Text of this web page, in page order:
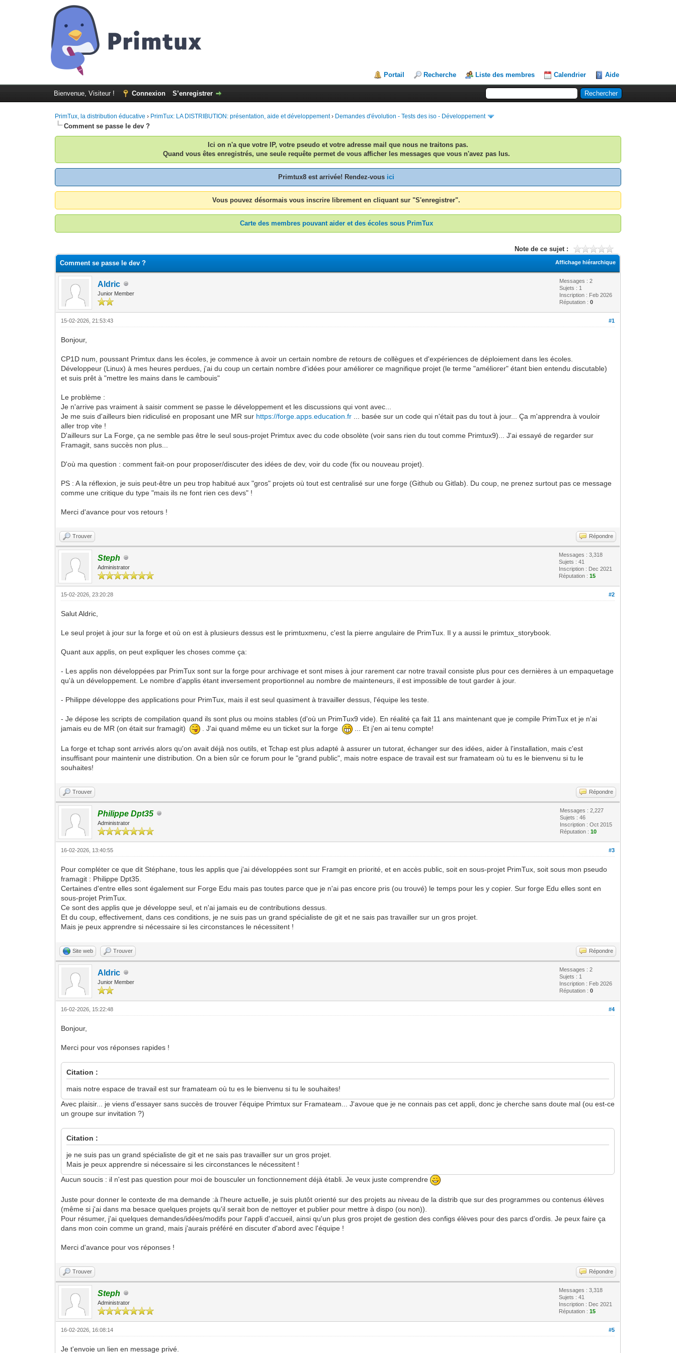
Portail Recherche Liste des membres Calendrier Aide
Bienvenue, Visiteur ! Connexion S’enregistrer
PrimTux, la distribution éducative › PrimTux: LA DISTRIBUTION: présentation, aide et développement› Demandes d'évolution - Tests des iso - Développement
Comment se passe le dev ?
Ici on n'a que votre IP, votre pseudo et votre adresse mail que nous ne traitons pas.
Quand vous êtes enregistrés, une seule requête permet de vous afficher les messages que vous n'avez pas lus.
Primtux8 est arrivée! Rendez-vous ici
Vous pouvez désormais vous inscrire librement en cliquant sur "S'enregistrer".
Carte des membres pouvant aider et des écoles sous PrimTux
Note de ce sujet :
Affichage hiérarchique
Comment se passe le dev ?
Aldric
Junior Member
Messages : 2
Sujets : 1
Inscription : Feb 2026
Réputation :0
#1
15-02-2026, 21:53:43
Bonjour,
CP1D num, poussant Primtux dans les écoles, je commence à avoir un certain nombre de retours de collègues et d'expériences de déploiement dans les écoles.
Développeur (Linux) à mes heures perdues, j'ai du coup un certain nombre d'idées pour améliorer ce magnifique projet (le terme "améliorer" étant bien entendu discutable)
et suis prêt à "mettre les mains dans le cambouis"
Le problème :
Je n'arrive pas vraiment à saisir comment se passe le développement et les discussions qui vont avec...
Je me suis d'ailleurs bien ridiculisé en proposant une MR sur https://forge.apps.education.fr ... basée sur un code qui n'était pas du tout à jour... Ça m'apprendra à vouloir
aller trop vite !
D'ailleurs sur La Forge, ça ne semble pas être le seul sous-projet Primtux avec du code obsolète (voir sans rien du tout comme Primtux9)... J'ai essayé de regarder sur
Framagit, sans succès non plus...
D'où ma question : comment fait-on pour proposer/discuter des idées de dev, voir du code (fix ou nouveau projet).
PS : A la réflexion, je suis peut-être un peu trop habitué aux "gros" projets où tout est centralisé sur une forge (Github ou Gitlab). Du coup, ne prenez surtout pas ce message
comme une critique du type "mais ils ne font rien ces devs" !
Merci d'avance pour vos retours !
Trouver Répondre
Steph
Administrator
Messages : 3,318
Sujets : 41
Inscription : Dec 2021
Réputation :15
#2
15-02-2026, 23:20:28
Salut Aldric,
Le seul projet à jour sur la forge et où on est à plusieurs dessus est le primtuxmenu, c'est la pierre angulaire de PrimTux. Il y a aussi le primtux_storybook.
Quant aux applis, on peut expliquer les choses comme ça:
- Les applis non développées par PrimTux sont sur la forge pour archivage et sont mises à jour rarement car notre travail consiste plus pour ces dernières à un empaquetage
qu'à un développement. Le nombre d'applis étant inversement proportionnel au nombre de mainteneurs, il est impossible de tout garder à jour.
- Philippe développe des applications pour PrimTux, mais il est seul quasiment à travailler dessus, l'équipe les teste.
- Je dépose les scripts de compilation quand ils sont plus ou moins stables (d'où un PrimTux9 vide). En réalité ça fait 11 ans maintenant que je compile PrimTux et je n'ai
jamais eu de MR (on était sur framagit)
. J'ai quand même eu un ticket sur la forge ... Et j'en ai tenu compte!
La forge et tchap sont arrivés alors qu'on avait déjà nos outils, et Tchap est plus adapté à assurer un tutorat, échanger sur des idées, aider à l'installation, mais c'est
insuffisant pour maintenir une distribution. On a bien sûr ce forum pour le "grand public", mais notre espace de travail est sur framateam où tu es le bienvenu si tu le
souhaites!
Trouver Répondre
Philippe Dpt35
Administrator
Messages : 2,227
Sujets : 46
Inscription : Oct 2015
Réputation :10
#3
16-02-2026, 13:40:55
Pour compléter ce que dit Stéphane, tous les applis que j'ai développées sont sur Framgit en priorité, et en accès public, soit en sous-projet PrimTux, soit sous mon pseudo
framagit : Philippe Dpt35.
Certaines d'entre elles sont également sur Forge Edu mais pas toutes parce que je n'ai pas encore pris (ou trouvé) le temps pour les y copier. Sur forge Edu elles sont en
sous-projet PrimTux.
Ce sont des applis que je développe seul, et n'ai jamais eu de contributions dessus.
Et du coup, effectivement, dans ces conditions, je ne suis pas un grand spécialiste de git et ne sais pas travailler sur un gros projet.
Mais je peux apprendre si nécessaire si les circonstances le nécessitent !
Site web Trouver Répondre
Aldric
Junior Member
Messages : 2
Sujets : 1
Inscription : Feb 2026
Réputation :0
#4
16-02-2026, 15:22:48
Bonjour,
Merci pour vos réponses rapides !
Citation :
mais notre espace de travail est sur framateam où tu es le bienvenu si tu le souhaites!
Avec plaisir... je viens d'essayer sans succès de trouver l'équipe Primtux sur Framateam... J'avoue que je ne connais pas cet appli, donc je cherche sans doute mal (ou est-ce
un groupe sur invitation ?)
Citation :
je ne suis pas un grand spécialiste de git et ne sais pas travailler sur un gros projet.
Mais je peux apprendre si nécessaire si les circonstances le nécessitent !
Aucun soucis : il n'est pas question pour moi de bousculer un fonctionnement déjà établi. Je veux juste comprendre
Juste pour donner le contexte de ma demande :à l'heure actuelle, je suis plutôt orienté sur des projets au niveau de la distrib que sur des programmes ou contenus élèves
(même si j'ai dans ma besace quelques projets qu'il serait bon de nettoyer et publier pour mettre à dispo (ou non)).
Pour résumer, j'ai quelques demandes/idées/modifs pour l'appli d'accueil, ainsi qu'un plus gros projet de gestion des configs élèves pour des parcs d'ordis. Je peux faire ça
dans mon coin comme un grand, mais j'aurais préféré en discuter d'abord avec l'équipe !
Merci d'avance pour vos réponses !
Trouver Répondre
Steph
Administrator
Messages : 3,318
Sujets : 41
Inscription : Dec 2021
Réputation :15
#5
16-02-2026, 16:08:14
Je t'envoie un lien en message privé.